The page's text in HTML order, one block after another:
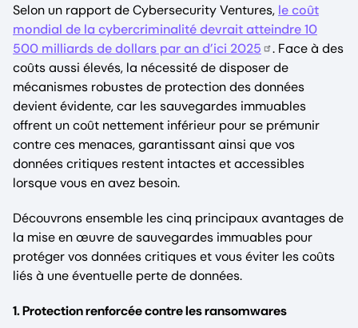
Selon un rapport de Cybersecurity Ventures, le coût
mondial de la cybercriminalité devrait atteindre 10
500 milliards de dollars par an d’ici 2025
. Face à des
coûts aussi élevés, la nécessité de disposer de
mécanismes robustes de protection des données
devient évidente, car les sauvegardes immuables
offrent un coût nettement inférieur pour se prémunir
contre ces menaces, garantissant ainsi que vos
données critiques restent intactes et accessibles
lorsque vous en avez besoin.
Découvrons ensemble les cinq principaux avantages de
la mise en œuvre de sauvegardes immuables pour
protéger vos données critiques et vous éviter les coûts
liés à une éventuelle perte de données.
1. Protection renforcée contre les ransomwares